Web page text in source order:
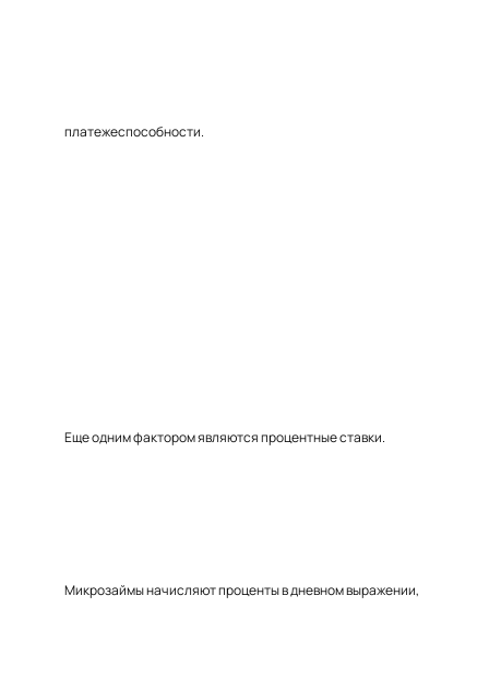
платежеспособности.
Еще одним фактором являются процентные ставки.
Микрозаймы начисляют проценты в дневном выражении,